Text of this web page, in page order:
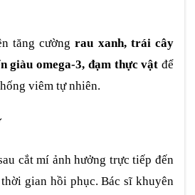
tăng cườngrau xanh, trái cây
giàu omega-3, đạm thực vật để
viêm tự nhiên.
cắt mí ảnh hưởng trực tiếp đến
gian hồi phục. Bác sĩ khuyên